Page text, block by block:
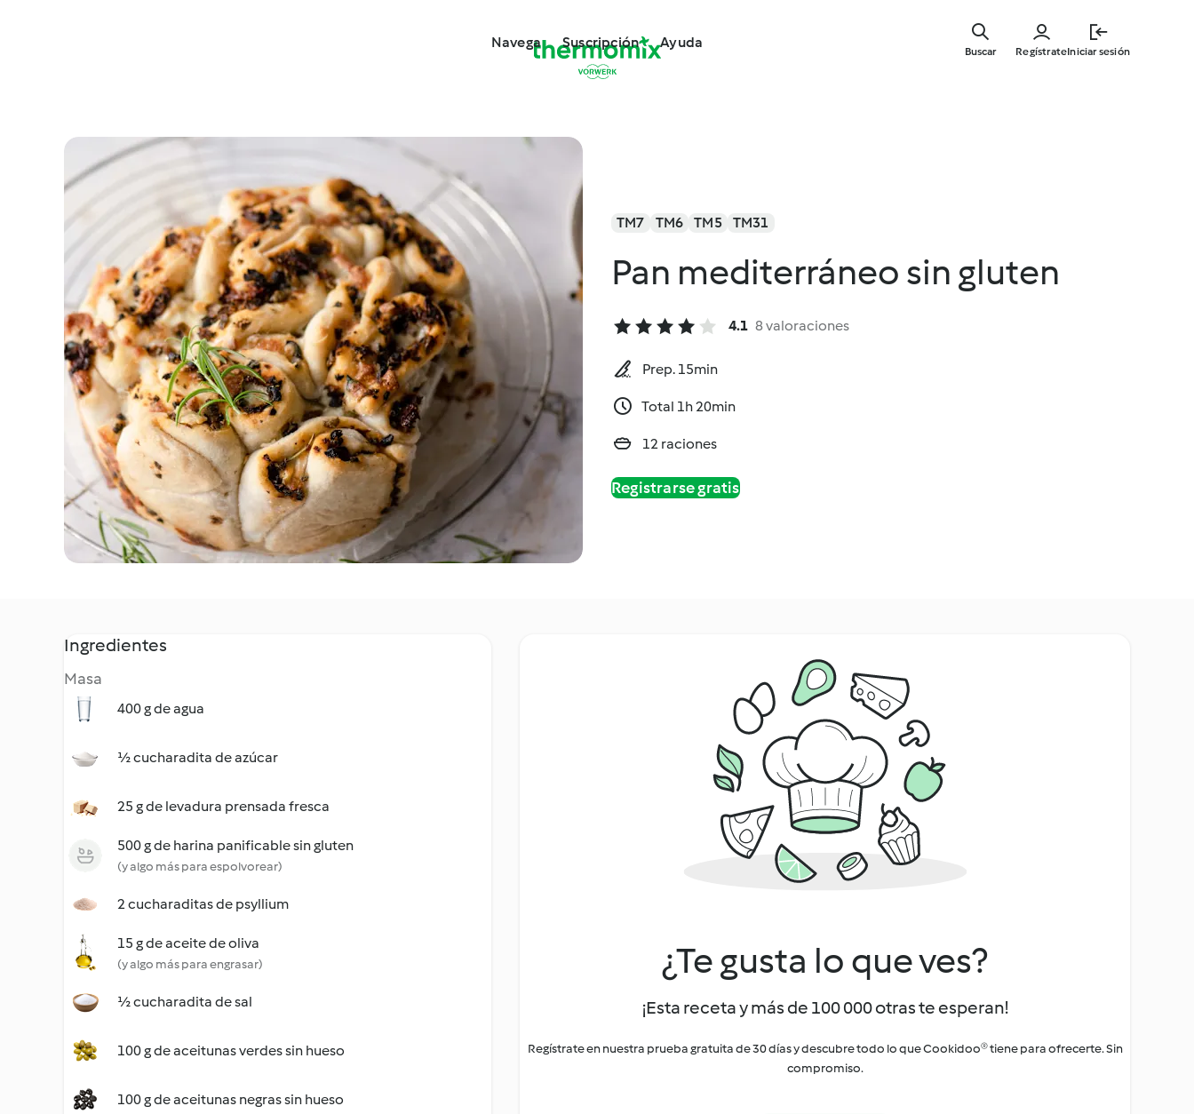
Navega Suscripción Ayuda
RegístrateIniciar sesión
Buscar
TM7 TM6 TM5 TM31
Pan mediterráneo sin gluten
4.1 8 valoraciones
Prep. 15min
Total 1h 20min
12 raciones
Registrarse gratis
Ingredientes
Masa
400 g de agua
½ cucharadita de azúcar
25 g de levadura prensada fresca
500 g de harina panificable sin gluten
(y algo más para espolvorear)
2 cucharaditas de psyllium
15 g de aceite de oliva
(y algo más para engrasar)
½ cucharadita de sal
100 g de aceitunas verdes sin hueso
100 g de aceitunas negras sin hueso
¿Te gusta lo que ves?
¡Esta receta y más de 100 000 otras te esperan!
Regístrate en nuestra prueba gratuita de 30 días y descubre todo lo que Cookidoo® tiene para ofrecerte. Sin
compromiso.